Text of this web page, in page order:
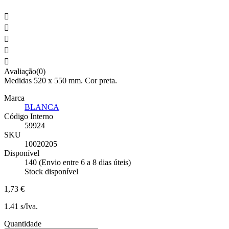





Avaliação(0)
Medidas 520 x 550 mm. Cor preta.
Marca
BLANCA
Código Interno
59924
SKU
10020205
Disponível
140 (Envio entre 6 a 8 dias úteis)
Stock disponível
1,73 €
1.41 s/Iva.
Quantidade